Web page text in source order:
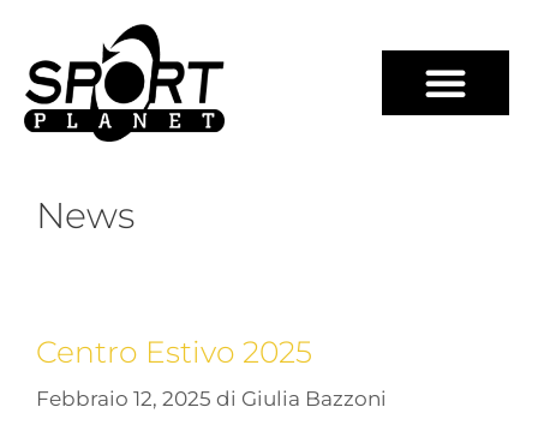
News
Centro Estivo 2025
Febbraio 12, 2025 di Giulia Bazzoni